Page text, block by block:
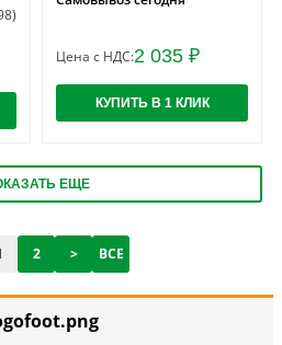
Цена с НДС:2 035 ₽
КУПИТЬ В 1 КЛИК
ЕЩЕ
2 > ВСЕ